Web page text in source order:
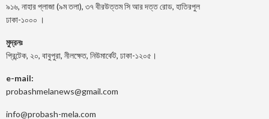
৯১৬, নাহার প্লাজা (৯ম তলা), ৩৭ বীরউত্তম সি আর দত্ত রোড, হাতিরপুল
ঢাকা-১০০০ ।
মুদ্রনঃ
প্রিন্টেক, ২০, বাবুপুরা, নীলক্ষেত, নিউমার্কেট, ঢাকা-১২০৫।
e-mail:
probashmelanews@gmail.com
info@probash-mela.com